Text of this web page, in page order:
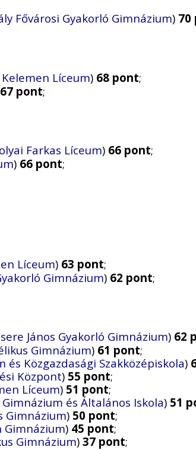
Fővárosi Gyakorló Gimnázium) 70
Líceum) 68 pont;
67 pont;
Farkas Líceum) 66 pont;
) 66 pont;
Líceum) 63 pont;
Gimnázium) 62 pont;
János Gyakorló Gimnázium) 62
Gimnázium) 61 pont;
és Közgazdasági Szakközépiskola)
Központ) 55 pont;
Líceum) 51 pont;
és Általános Iskola) 51
Gimnázium) 50 pont;
Gimnázium) 45 pont;
Gimnázium) 37 pont;